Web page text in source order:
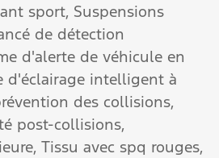
sport, Suspensions
de détection
d'alerte de véhicule en
d'éclairage intelligent à
des collisions,
post-collisions,
Tissu avec spq rouges,